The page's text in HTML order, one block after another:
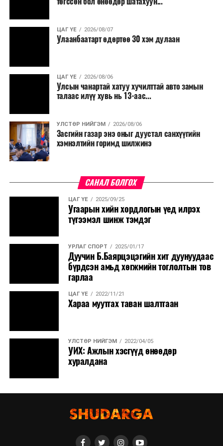
салбар бүрдээ урсгал зардлыг 20 хувиар бууруулах,
нөхөн томилгоо хийхгүй байх, аялал, амралт, зугаалга,
хамт олны урлаг, спортын арга хэмжээг зохион
байгуулахгүй байх, төрийн албанд шинэ орон тоо бий
сургалтыг цахим хэлбэрт шилжүүлэх, төрийн албан
хаагчдыг зарим өдрүүдэд цахимаар ажиллуулах арга
хэмжээг үргэлжлүүлэхийг үүрэг болголоо.
Төсвийн сахилга бат сайжирч, эдийн засгийн нөхцөл
байдал хэвийн болсон тохиолдолд эдгээр
хязгаарлалтыг үе шаттайгаар сулруулах юм.
ЦАГ ҮЕ 2026/08/07
Улаанбаатарт өдөртөө 30 хэм дулаан
ЦАГ ҮЕ 2026/08/06
Улсын чанартай хатуу хучилттай авто замын
талаас илүү хувь нь 13-аас...
УЛСТӨР НИЙГЭМ 2026/08/06
Засгийн газар энэ оныг дуустал санхүүгийн
хэмнэлтийн горимд шилжинэ
САНАЛ БОЛГОХ
ЦАГ ҮЕ 2025/09/25
Угаарын хийн хордлогын үед илрэх
түгээмэл шинж тэмдэг
УРЛАГ СПОРТ 2025/01/17
Дуучин Б.Баярцэцэгийн хит дуунуудаас
бүрдсэн амьд хөгжмийн тоглолтын тов
гарлаа
ЦАГ ҮЕ 2022/11/21
Хараа муутгах таван шалтгаан
УЛСТӨР НИЙГЭМ 2022/04/05
УИХ: Ажлын хэсгүүд өнөөдөр
хуралдана